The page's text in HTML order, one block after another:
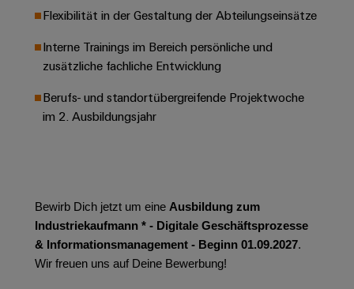
Abwasserindustrie
Wasserstoff
Wasserstoff
Schlüsseltechnologie
für
Betrieb
von
Windparks
Markierer
Industriedrucker
Cabinet
Bestückte
Klemmenleisten
Flexibilität in der Gestaltung der Abteilungseinsätze​
Interne Trainings im Bereich persönliche und
zusätzliche fachliche Entwicklung ​
Berufs- und standortübergreifende Projektwoche
im 2. Ausbildungsjahr​
Bewirb Dich jetzt um eine Ausbildung zum
Industriekaufmann * -​ Digitale Geschäftsprozesse
& Informationsmanagement - Beginn 01.09.2027.
Wir freuen uns auf Deine Bewerbung!